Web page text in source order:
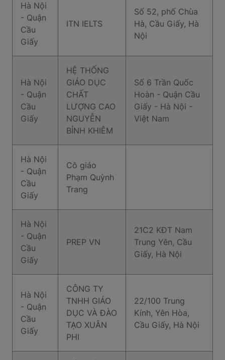
Hà Nội
- Quận
Cầu
Giấy
ITN IELTS
Số 52, phố Chùa
Hà, Cầu Giấy, Hà
Nội
Hà Nội
- Quận
Cầu
Giấy
HỆ THỐNG
GIÁO DỤC
CHẤT
LƯỢNG CAO
NGUYỄN
BỈNH KHIÊM
Số 6 Trần Quốc
Hoàn - Quận Cầu
Giấy - Hà Nội -
Việt Nam
Hà Nội
- Quận
Cầu
Giấy
Cô giáo
Phạm Quỳnh
Trang
Hà Nội
- Quận
Cầu
Giấy
PREP VN
21C2 KĐT Nam
Trung Yên, Cầu
Giấy, Hà Nội
Hà Nội
- Quận
Cầu
Giấy
CÔNG TY
TNHH GIÁO
DỤC VÀ ĐÀO
TẠO XUÂN
PHI
22/100 Trung
Kính, Yên Hòa,
Cầu Giấy, Hà Nội